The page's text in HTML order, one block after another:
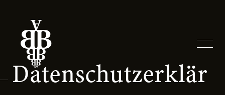
Datenschutzerklär